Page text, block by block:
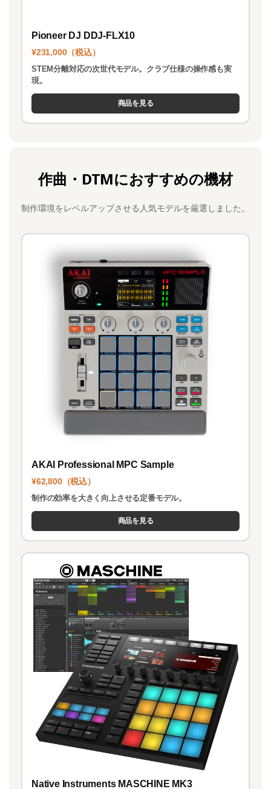
Pioneer DJ DDJ-FLX10
¥231,000（税込）
STEM分離対応の次世代モデル。クラブ仕様の操作感も実
現。
商品を見る
作曲・DTMにおすすめの機材
制作環境をレベルアップさせる人気モデルを厳選しました。
AKAI Professional MPC Sample
¥62,800（税込）
制作の効率を大きく向上させる定番モデル。
商品を見る
Native Instruments MASCHINE MK3